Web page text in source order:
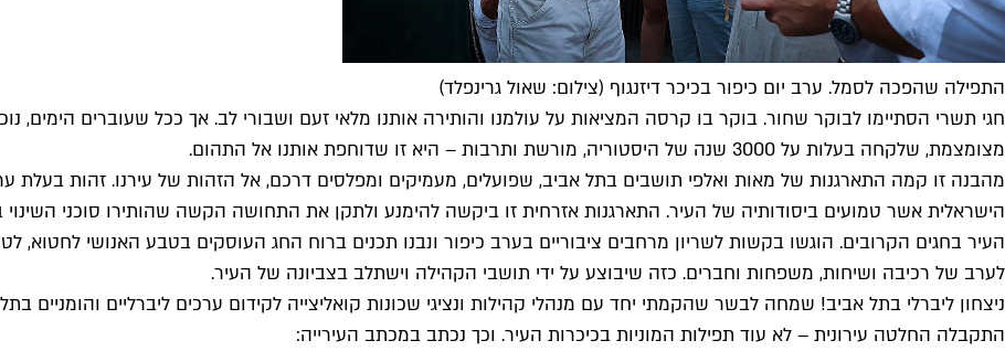
התפילה שהפכה לסמל. ערב יום כיפור בכיכר דיזנגוף (צילום: שאול גרינפלד)
חגי תשרי הסתיימו לבוקר שחור. בוקר בו קרסה המציאות על עולמנו והותירה אותנו מלאי זעם ושבורי לב. אך ככל שעוברים הימים,
מצומצמת, שלקחה בעלות על 3000 שנה של היסטוריה, מורשת ותרבות – היא זו שדוחפת אותנו אל התהום.
מהבנה זו קמה התארגנות של מאות ואלפי תושבים בתל אביב, שפועלים, מעמיקים ומפלסים דרכם, אל הזהות של עירנו. זהות בעלת
הישראלית אשר טמועים ביסודותיה של העיר. התארגנות אזרחית זו ביקשה להימנע ולתקן את התחושה הקשה שהותירו סוכני השינוי
העיר בחגים הקרובים. הוגשו בקשות לשריון מרחבים ציבוריים בערב כיפור ונבנו תכנים ברוח החג העוסקים בטבע האנושי
לערב של רכיבה ושיחות, משפחות וחברים. כזה שיבוצע על ידי תושבי הקהילה וישתלב בצביונה של העיר.
ניצחון ליברלי בתל אביב! שמחה לבשר שהקמתי יחד עם מנהלי קהילות ונציגי שכונות קואליצייה לקידום ערכים ליברליים והומניים
התקבלה החלטה עירונית – לא עוד תפילות המוניות בכיכרות העיר. וכך נכתב במכתב העירייה: